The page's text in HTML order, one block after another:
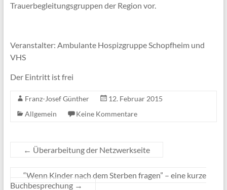
Trauerbegleitungsgruppen der Region vor.
Veranstalter: Ambulante Hospizgruppe Schopfheim und
VHS
Der Eintritt ist frei
Franz-Josef Günther
12. Februar 2015
Allgemein
Keine Kommentare
← Überarbeitung der Netzwerkseite
“Wenn Kinder nach dem Sterben fragen” – eine kurze
Buchbesprechung →